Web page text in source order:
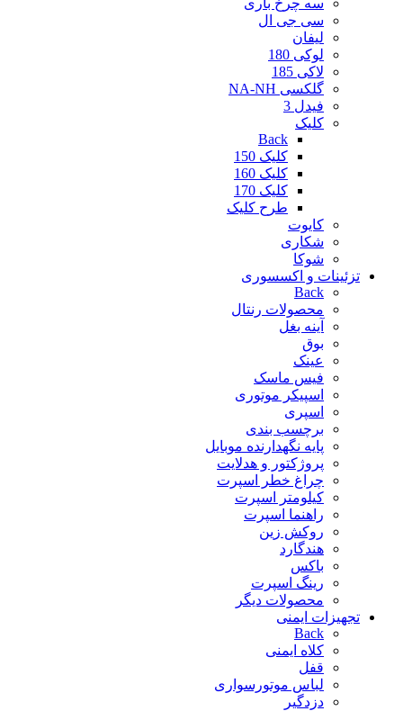
سی جی ال
لیفان
لوکی 180
لاکی 185
گلکسی NA-NH
فیدل 3
کلیک
Back
کلیک 150
کلیک 160
کلیک 170
طرح کلیک
کایوت
شکاری
شوکا
تزئینات و اکسسوری
Back
محصولات رنتال
آینه بغل
بوق
عینک
فیس ماسک
اسپیکر موتوری
اسپری
برچسب بندی
پایه نگهدارنده موبایل
پروژکتور و هدلایت
چراغ خطر اسپرت
کیلومتر اسپرت
راهنما اسپرت
روکش زین
هندگارد
باکس
رینگ اسپرت
محصولات دیگر
تجهیزات ایمنی
Back
کلاه ایمنی
قفل
لباس موتورسواری
دزدگیر